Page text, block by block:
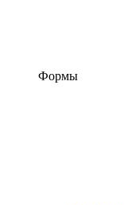
Формы